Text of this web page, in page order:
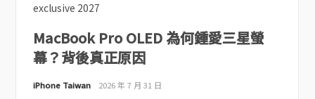
MacBook Pro OLED 為何鍾愛三星螢
幕？背後真正原因
iPhone Taiwan 2026 年 7 月 31 日